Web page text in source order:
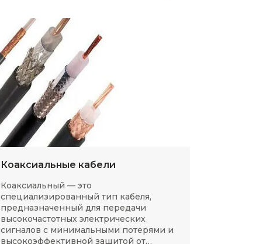
Коаксиальные кабели
Коаксиальный — это
специализированный тип кабеля,
предназначенный для передачи
высокочастотных электрических
сигналов с минимальными потерями и
высокоэффективной защитой от